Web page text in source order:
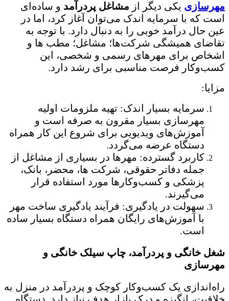
مهرسازی یکی دیگر از مشاغل پردرآمد و ساده‌ای
است که با سرمایه اندک می‌توان آغاز کرد، اما در
عین حال درآمد خوبی را به دنبال دارد. با توجه به
تقاضای همیشگی شرکت‌ها؛ مشاغل؛ مطب ها و
اشخاص برای مهرهای رسمی و شخصی، این
کسب‌وکار فرصت مناسبی برای رشد دارد.
مزایا:
سرمایه بسیار اندک: تهیه ملزومات اولیه
مهرسازی بسیار مقرون به صرفه است و
آموزش‌های ویدیویی برای شروع این کار همراه
دستگاه عرضه می‌گردد.
کاربرد گسترده: مهرها در بسیاری از مشاغل از
جمله دفاتر حقوقی، شرکت ها، محضر، بانک،
پزشکی و کسب‌وکارها مورد استفاده قرار
می‌گیرند.
سهولت در یادگیری: فرآیند یادگیری ساخت مهر
با آموزش‌های رایگان همراه دستگاه بسیار ساده
است.
شغل خانگی و پردرآمد، چاپ سیلک خانگی و
مهرسازی
راه‌اندازی یک کسب‌وکار کوچک و پردرآمد در منزل به
خلاقیت، انگیزه و درک بازار هدف نیاز دارد. دستگاه